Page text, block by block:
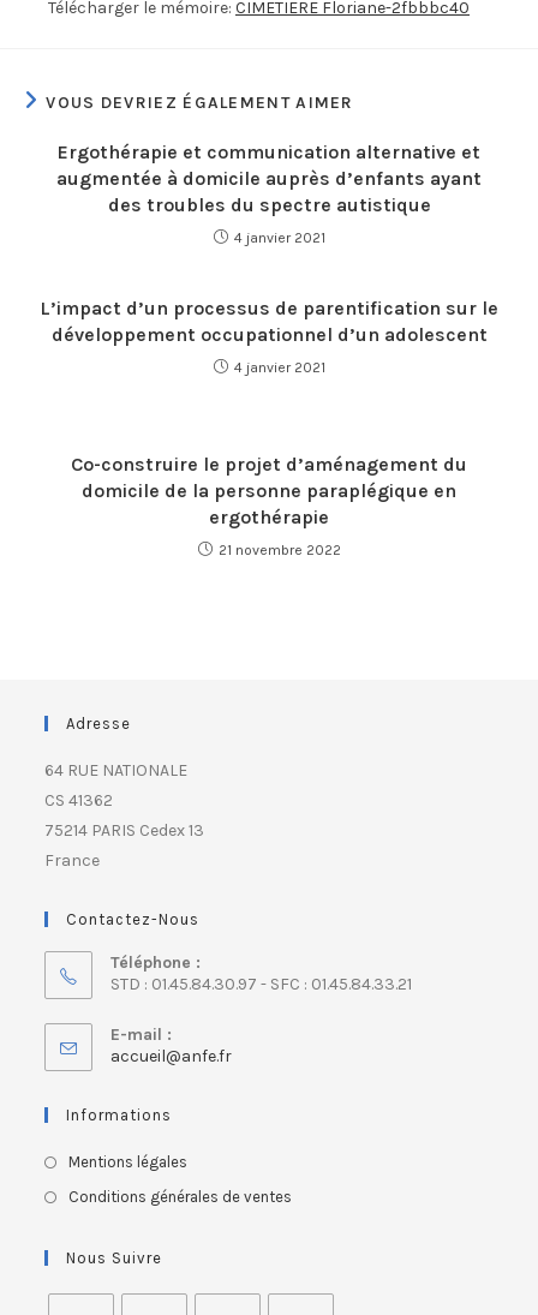
Télécharger le mémoire: CIMETIERE Floriane-2fbbbc40
VOUS DEVRIEZ ÉGALEMENT AIMER
Ergothérapie et communication alternative et
augmentée à domicile auprès d’enfants ayant
des troubles du spectre autistique
4 janvier 2021
L’impact d’un processus de parentification sur le
développement occupationnel d’un adolescent
4 janvier 2021
Co-construire le projet d’aménagement du
domicile de la personne paraplégique en
ergothérapie
21 novembre 2022
Adresse
64 RUE NATIONALE
CS 41362
75214 PARIS Cedex 13
France
Contactez-Nous
Téléphone :
STD : 01.45.84.30.97 - SFC : 01.45.84.33.21
E-mail :
accueil@anfe.fr
Informations
Mentions légales
Conditions générales de ventes
Nous Suivre